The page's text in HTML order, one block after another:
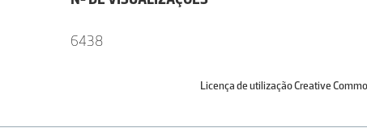
6438
Licença de utilização Creative